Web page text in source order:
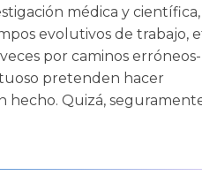
médica y científica,
evolutivos de trabajo,
por caminos
pretenden hacer
hecho. Quizá,